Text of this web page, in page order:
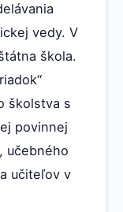
vedy. V
škola.
školstva s
povinnej
učebného
učiteľov v